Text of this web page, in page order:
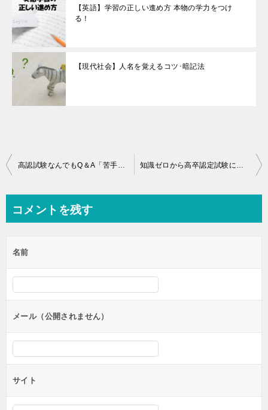
【英語】学習の正しい進め方 本物の学力をつけ
る！
【現代社会】人名を覚えるコツ･暗記法
投
ビ
ー
シ
ン
高認試験なんでもQ＆A「苦手科目が克服できない」 知識ゼロから高卒認定試験に一発合格できる！予備校の高認受験コースで鉄板の勉強法で学ぶ
コメントを残す
名前
メール（公開されません）
サイト